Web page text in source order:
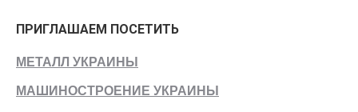
ПРИГЛАШАЕМ ПОСЕТИТЬ
МЕТАЛЛ УКРАИНЫ
МАШИНОСТРОЕНИЕ УКРАИНЫ